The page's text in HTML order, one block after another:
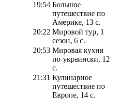
19:54 Большое
путешествие по
Америке, 13 с.
20:22 Мировой тур, 1
сезон, 6 с.
20:53 Мировая кухня
по-украински, 12
с.
21:31 Кулинарное
путешествие по
Европе, 14 с.